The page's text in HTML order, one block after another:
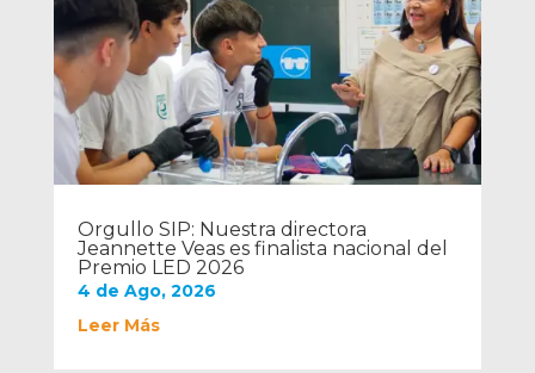
Orgullo SIP: Nuestra directora
Jeannette Veas es finalista nacional del
Premio LED 2026
4 de Ago, 2026
Leer Más